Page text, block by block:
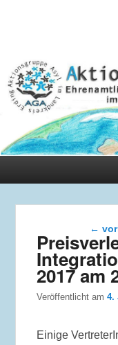
←
2017 am
Veröffentlicht am4.
Einige